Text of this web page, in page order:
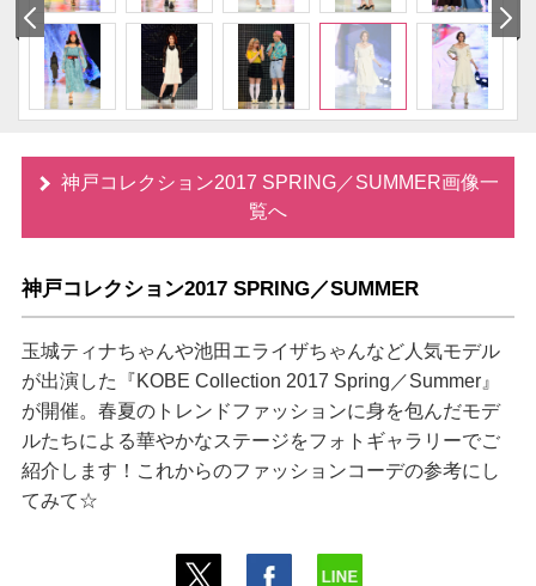
神戸コレクション2017 SPRING／SUMMER画像一
覧へ
神戸コレクション2017 SPRING／SUMMER
玉城ティナちゃんや池田エライザちゃんなど人気モデル
が出演した『KOBE Collection 2017 Spring／Summer』
が開催。春夏のトレンドファッションに身を包んだモデ
ルたちによる華やかなステージをフォトギャラリーでご
紹介します！これからのファッションコーデの参考にし
てみて☆